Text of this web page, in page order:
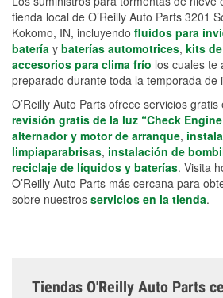
tienda local de O’Reilly Auto Parts 3201
Kokomo, IN, incluyendo fluidos para
batería y baterías automotrices, kits
accesorios para clima frío los cuales te
preparado durante toda la temporada de
O’Reilly Auto Parts ofrece servicios
revisión gratis de la luz “Check
alternador y motor de arranque,
limpiaparabrisas, instalación de
reciclaje de líquidos y baterías. Visita
O’Reilly Auto Parts más cercana para
sobre nuestros servicios en la tienda.
Tiendas O'Reilly Auto Parts